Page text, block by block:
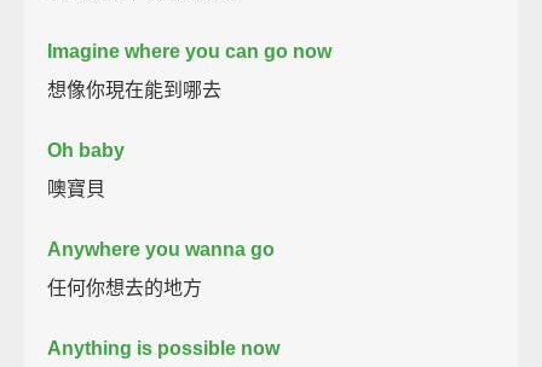
Imagine where you can go now
想像你現在能到哪去
Oh baby
噢寶貝
Anywhere you wanna go
任何你想去的地方
Anything is possible now